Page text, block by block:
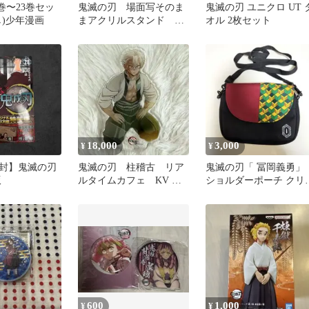
〜23巻セッ
)少年漫画
鬼滅の刃 場面写そのま
まアクリルスタンド 竈
鬼滅の刃 ユニクロ UT
オル 2枚セット
】鬼滅の刃
¥ 18,000
鬼滅の刃 柱稽古 リア
ルタイムカフェ KV ア
¥3,000
鬼滅の刃「 冨岡義勇」
ショルダーポーチ クリ
¥600 ¥ 1,000